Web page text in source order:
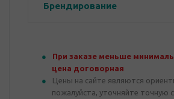
Брендирование
При заказе меньше
цена договорная
Цены на сайте являются
пожалуйста, уточняйте точную